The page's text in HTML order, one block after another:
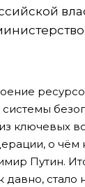
ключевых
о чём
Путин.
давно,